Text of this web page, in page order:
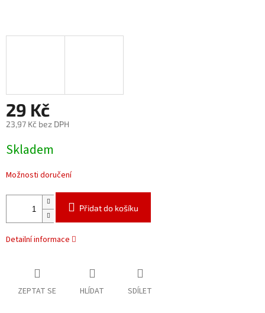
29 Kč
23,97 Kč bez DPH
cena:
Skladem
Možnosti doručení
Přidat do košíku
Detailní informace
ZEPTAT SE HLÍDAT SDÍLET